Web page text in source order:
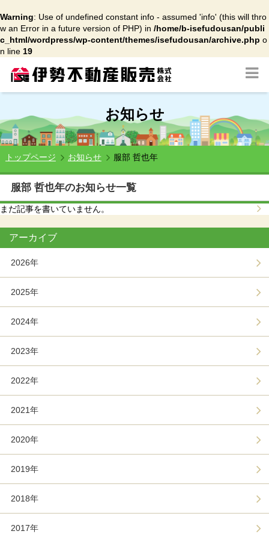
Warning: Use of undefined constant info - assumed 'info' (this will thro
w an Error in a future version of PHP) in /home/b-isefudousan/publi
c_html/wordpress/wp-content/themes/isefudousan/archive.php o
n line 19
お知らせ
トップページ お知らせ 服部 哲也年
服部 哲也年のお知らせ一覧
まだ記事を書いていません。
アーカイブ
2026年
2025年
2024年
2023年
2022年
2021年
2020年
2019年
2018年
2017年